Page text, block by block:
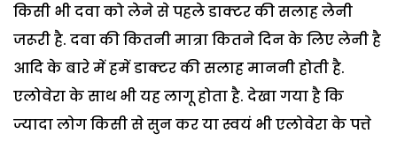
किसी भी दवा को लेने से पहले डाक्टर की सलाह लेनी
जरूरी है. दवा की कितनी मात्रा कितने दिन के लिए लेनी है
आदि के बारे में हमें डाक्टर की सलाह माननी होती है.
एलोवेरा के साथ भी यह लागू होता है. देखा गया है कि
ज्यादा लोग किसी से सुन कर या स्वयं भी एलोवेरा के पत्ते